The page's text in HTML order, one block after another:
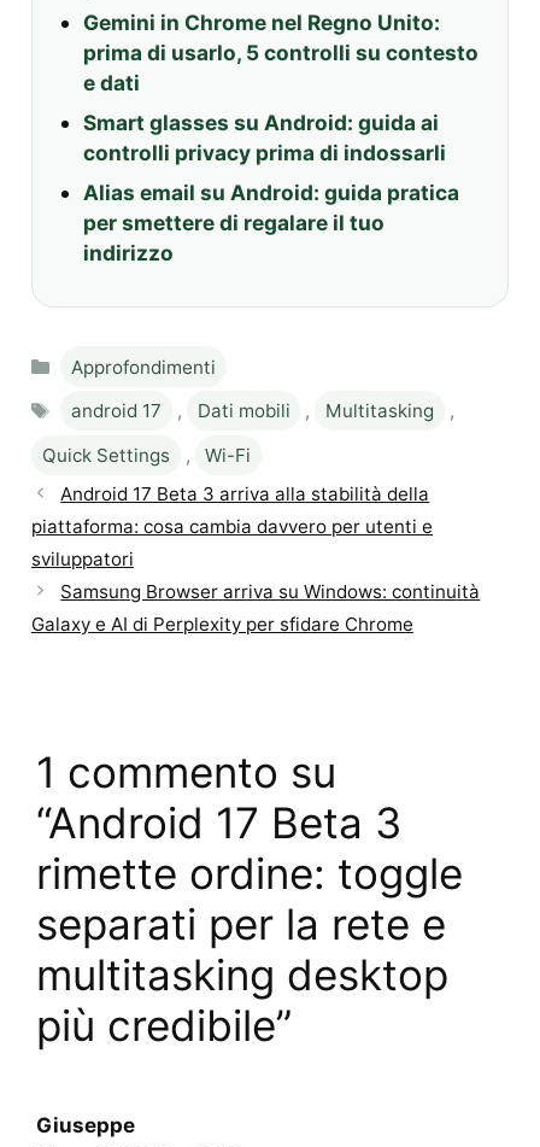
Gemini in Chrome nel Regno Unito:
prima di usarlo, 5 controlli su contesto
e dati
Smart glasses su Android: guida ai
controlli privacy prima di indossarli
Alias email su Android: guida pratica
per smettere di regalare il tuo
indirizzo
Categories
Approfondimenti
Tags
android 17 , Dati mobili , Multitasking
,
Quick Settings
,
Wi-Fi
Android 17 Beta 3 arriva alla stabilità della
piattaforma: cosa cambia davvero per utenti e
sviluppatori
Samsung Browser arriva su Windows: continuità
Galaxy e AI di Perplexity per sfidare Chrome
1 commento su
“Android 17 Beta 3
rimette ordine: toggle
separati per la rete e
multitasking desktop
più credibile”
Giuseppe